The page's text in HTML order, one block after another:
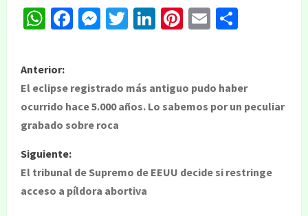
WhatsApp
Facebook
Messenger
Twitter
LinkedIn
Pinterest
Email
Anterior:
El eclipse registrado más antiguo pudo haber
ocurrido hace 5.000 años. Lo sabemos por un peculiar
grabado sobre roca
Siguiente:
El tribunal de Supremo de EEUU decide si restringe
acceso a píldora abortiva